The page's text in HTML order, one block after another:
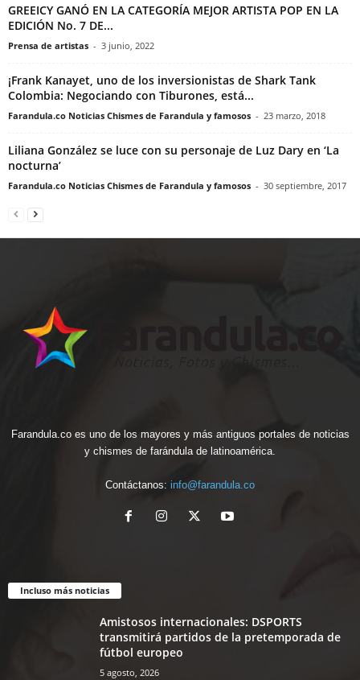
GREEICY GANÓ EN LA CATEGORÍA MEJOR ARTISTA POP EN LA
EDICIÓN No. 7 DE...
Prensa de artistas - 3 junio, 2022
¡Frank Kanayet, uno de los inversionistas de Shark Tank
Colombia: Negociando con Tiburones, está...
Farandula.co Noticias Chismes de Farandula y famosos - 23 marzo, 2018
Liliana González se luce con su personaje de Luz Dary en ‘La
nocturna’
Farandula.co Noticias Chismes de Farandula y famosos - 30 septiembre, 2017
Farandula.co es uno de los mayores y más antiguos portales de noticias
y chismes de farándula de latinoamérica.
Contáctanos: info@farandula.co
Incluso más noticias
Amistosos internacionales: DSPORTS
transmitirá partidos de la pretemporada de
fútbol europeo
5 agosto, 2026